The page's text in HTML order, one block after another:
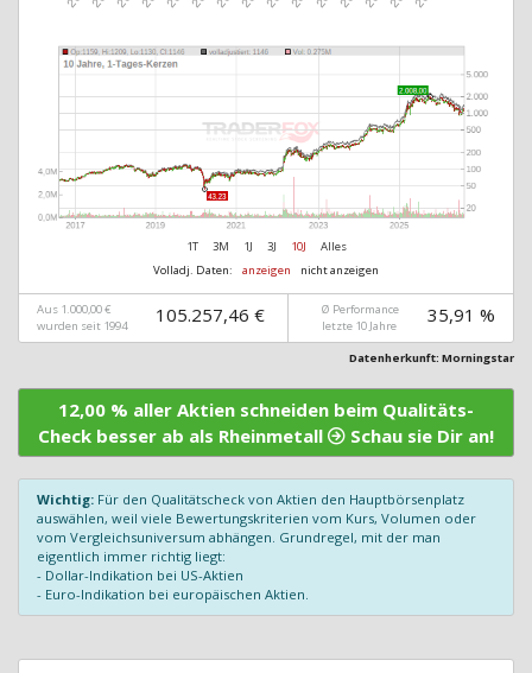
1T 3M 1J 3J 10J
Alles
Volladj. Daten:
anzeigen nicht anzeigen
Aus 1.000,00 €
wurden seit 1994
105.257,46 €
Ø Performance
letzte 10 Jahre
35,91 %
Datenherkunft: Morningstar
12,00 % aller Aktien schneiden beim Qualitäts-
Check besser ab als Rheinmetall
Schau sie Dir an!
Wichtig: Für den Qualitätscheck von Aktien den Hauptbörsenplatz
auswählen, weil viele Bewertungskriterien vom Kurs, Volumen oder
vom Vergleichsuniversum abhängen. Grundregel, mit der man
eigentlich immer richtig liegt:
- Dollar-Indikation bei US-Aktien
- Euro-Indikation bei europäischen Aktien.